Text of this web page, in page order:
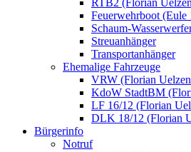
RTB2 (Florian
Feuerwehrboot (Eule
Schaum-
Streuanhänger
Transportanhänger
Ehemalige Fahrzeuge
VRW (Florian
KdoW StadtBM
LF 16/12 (Florian
DLK 18/12 (Florian
Bürgerinfo
Notruf